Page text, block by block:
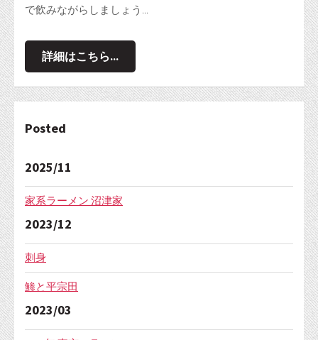
で飲みながらしましょう...
詳細はこちら...
Posted
2025/11
家系ラーメン 沼津家
2023/12
刺身
鯵と平宗田
2023/03